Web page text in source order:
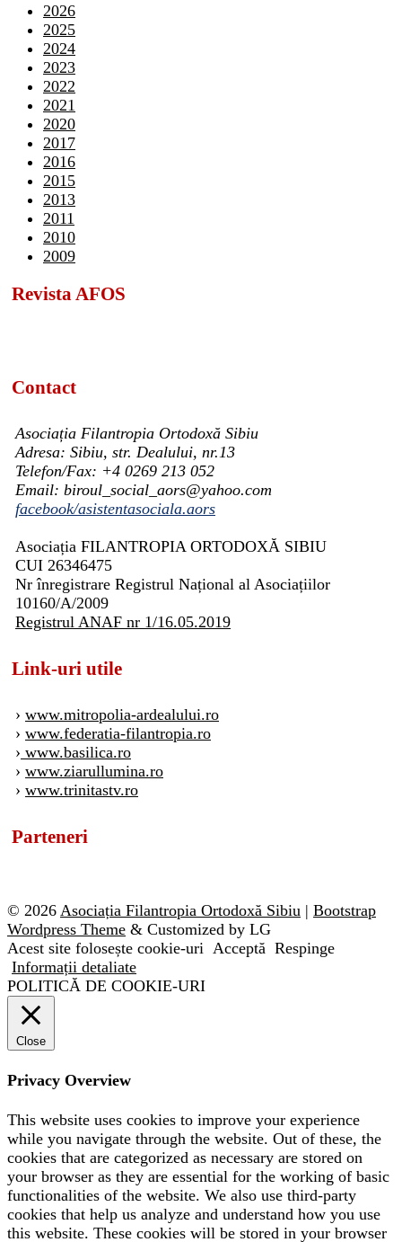
2026
2025
2024
2023
2022
2021
2020
2017
2016
2015
2013
2011
2010
2009
Revista AFOS
Contact
Asociația Filantropia Ortodoxă Sibiu
Adresa: Sibiu, str. Dealului, nr.13
Telefon/Fax: +4 0269 213 052
Email: biroul_social_aors@yahoo.com
facebook/asistentasociala.aors
Asociația FILANTROPIA ORTODOXĂ SIBIU
CUI 26346475
Nr înregistrare Registrul Național al Asociațiilor
10160/A/2009
Registrul ANAF nr 1/16.05.2019
Link-uri utile
› www.mitropolia-ardealului.ro
› www.federatia-filantropia.ro
› www.basilica.ro
› www.ziarullumina.ro
› www.trinitastv.ro
Parteneri
© 2026 Asociația Filantropia Ortodoxă Sibiu | Bootstrap
Wordpress Theme & Customized by LG
Acest site folosește cookie-uri Acceptă Respinge
Informații detaliate
POLITICĂ DE COOKIE-URI
Close
Privacy Overview
This website uses cookies to improve your experience
while you navigate through the website. Out of these, the
cookies that are categorized as necessary are stored on
your browser as they are essential for the working of basic
functionalities of the website. We also use third-party
cookies that help us analyze and understand how you use
this website. These cookies will be stored in your browser